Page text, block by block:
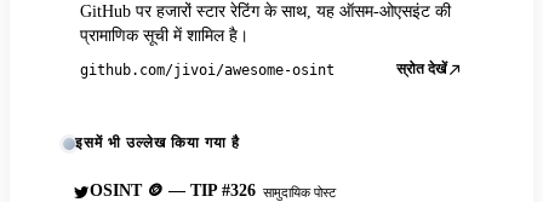
GitHub पर हजारों स्टार रेटिंग के साथ, यह ऑसम-ओएसइंट की
प्रामाणिक सूची में शामिल है।
github.com/jivoi/awesome-osint स्रोत देखें
इसमें भी उल्लेख किया गया है
OSINT 🪙 — TIP #326 सामुदायिक पोस्ट